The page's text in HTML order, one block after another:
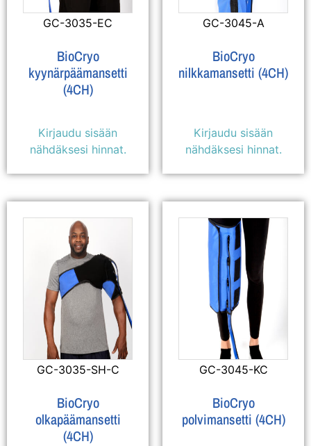
GC-3035-EC
BioCryo
kyynärpäämansetti
(4CH)
Kirjaudu sisään
nähdäksesi hinnat.
GC-3045-A
BioCryo
nilkkamansetti (4CH)
Kirjaudu sisään
nähdäksesi hinnat.
GC-3035-SH-C
BioCryo
olkapäämansetti
(4CH)
GC-3045-KC
BioCryo
polvimansetti (4CH)